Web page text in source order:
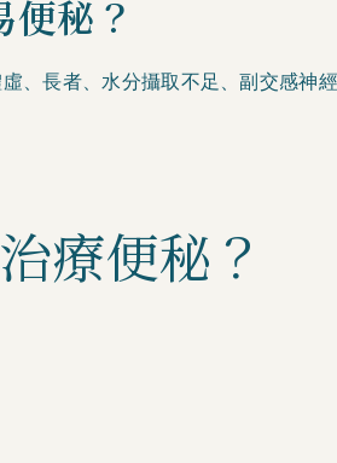
便秘？
、長者、水分攝取不足、副交感神
療便秘？